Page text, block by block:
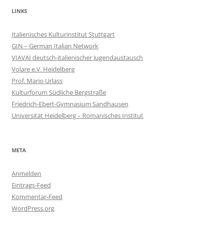
LINKS
Italienisches Kulturinstitut Stuttgart
GIN – German Italian Network
VIAVAI deutsch-italienischer Jugendaustausch
Volare e.V. Heidelberg
Prof. Mario Urlass
Kulturforum Südliche Bergstraße
Friedrich-Ebert-Gymnasium Sandhausen
Universität Heidelberg – Romanisches Institut
META
Anmelden
Eintrags-Feed
Kommentar-Feed
WordPress.org